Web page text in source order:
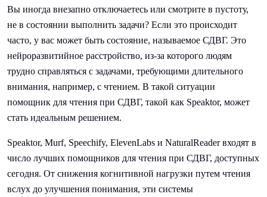
Вы иногда внезапно отключаетесь или смотрите в пустоту,
не в состоянии выполнить задачи? Если это происходит
часто, у вас может быть состояние, называемое СДВГ. Это
нейроразвитийное расстройство, из-за которого людям
трудно справляться с задачами, требующими длительного
внимания, например, с чтением. В такой ситуации
помощник для чтения при СДВГ, такой как Speaktor, может
стать идеальным решением.
Speaktor, Murf, Speechify, ElevenLabs и NaturalReader входят в
число лучших помощников для чтения при СДВГ, доступных
сегодня. От снижения когнитивной нагрузки путем чтения
вслух до улучшения понимания, эти системы